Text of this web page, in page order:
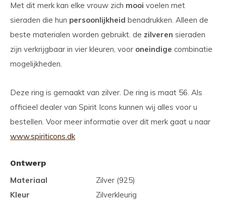
Met dit merk kan elke vrouw zich mooi voelen met
sieraden die hun persoonlijkheid benadrukken. Alleen de
beste materialen worden gebruikt. de zilveren sieraden
zijn verkrijgbaar in vier kleuren, voor oneindige combinatie
mogelijkheden.
Deze ring is gemaakt van zilver. De ring is maat 56. Als
officieel dealer van Spirit Icons kunnen wij alles voor u
bestellen. Voor meer informatie over dit merk gaat u naar
www.spiriticons.dk
Ontwerp
Materiaal
Zilver (925)
Kleur
Zilverkleurig